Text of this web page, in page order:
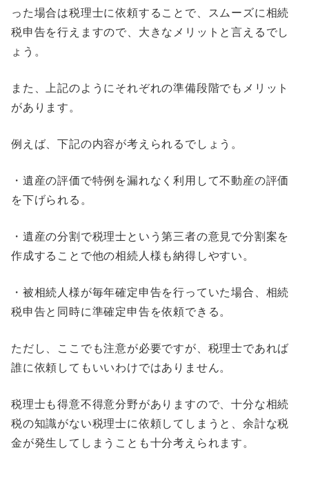
った場合は税理士に依頼することで、スムーズに相続
税申告を行えますので、大きなメリットと言えるでし
ょう。
また、上記のようにそれぞれの準備段階でもメリット
があります。
例えば、下記の内容が考えられるでしょう。
・遺産の評価で特例を漏れなく利用して不動産の評価
を下げられる。
・遺産の分割で税理士という第三者の意見で分割案を
作成することで他の相続人様も納得しやすい。
・被相続人様が毎年確定申告を行っていた場合、相続
税申告と同時に準確定申告を依頼できる。
ただし、ここでも注意が必要ですが、税理士であれば
誰に依頼してもいいわけではありません。
税理士も得意不得意分野がありますので、十分な相続
税の知識がない税理士に依頼してしまうと、余計な税
金が発生してしまうことも十分考えられます。